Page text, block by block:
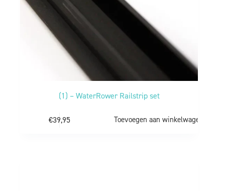
(1) – WaterRower Railstrip set
€39,95 Toevoegen aan winkelwagen